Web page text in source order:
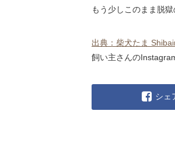
もう少しこのまま脱
出典：柴犬たま
飼い主さんの
シェ